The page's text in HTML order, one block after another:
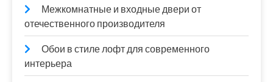
Межкомнатные и входные двери от
отечественного производителя
Обои в стиле лофт для современного
интерьера